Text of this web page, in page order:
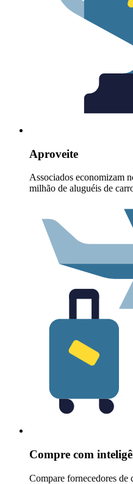
Aproveite
Associados economizam
milhão de aluguéis de
Compre com
Compare fornecedores de